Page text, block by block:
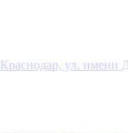
Краснодар, ул. имени